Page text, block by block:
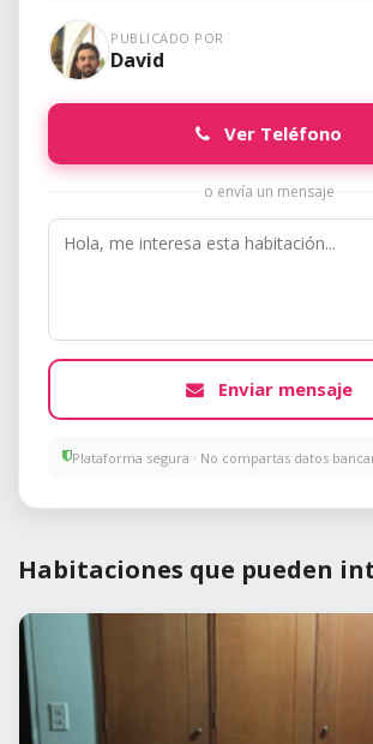
PUBLICADO POR
David
Ver Teléfono
o envía un mensaje
Enviar mensaje
Plataforma segura · No compartas datos
Habitaciones que pueden